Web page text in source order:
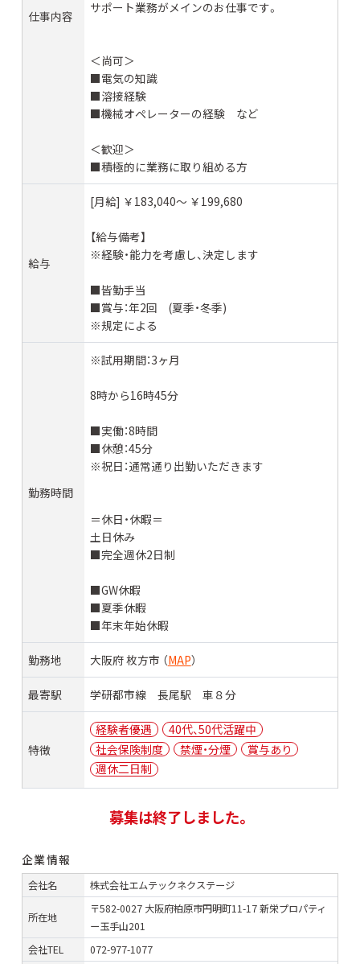
仕事内容
サポート業務がメインのお仕事です。
＜尚可＞
■電気の知識
■溶接経験
■機械オペレーターの経験 など
＜歓迎＞
■積極的に業務に取り組める方
給与
[月給] ￥183,040〜 ￥199,680
【給与備考】
※経験・能力を考慮し、決定します
■皆勤手当
■賞与：年2回 (夏季・冬季)
※規定による
勤務時間
※試用期間：3ヶ月
8時から16時45分
■実働：8時間
■休憩：45分
※祝日：通常通り出勤いただきます
＝休日・休暇＝
土日休み
■完全週休2日制
■GW休暇
■夏季休暇
■年末年始休暇
勤務地 大阪府 枚方市 （MAP）
最寄駅 学研都市線 長尾駅 車８分
特徴
経験者優遇
40代、50代活躍中
社会保険制度
禁煙・分煙
賞与あり
週休二日制
募集は終了しました。
企業情報
会社名 株式会社エムテックネクステージ
所在地
〒582-0027 大阪府柏原市円明町11-17 新栄プロパティ
ー玉手山201
会社TEL
072-977-1077